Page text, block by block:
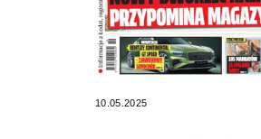
10.05.2025